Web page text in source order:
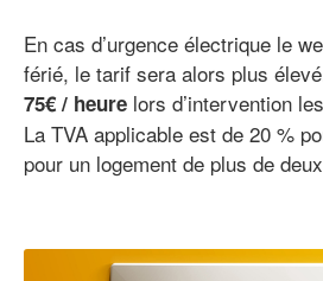
En cas d’urgence électrique le
férié, le tarif sera alors plus
75€ / heure lors d’intervention
La TVA applicable est de 20 %
pour un logement de plus de